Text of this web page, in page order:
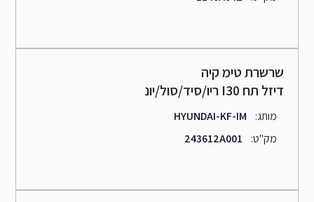
שרשרת טימ קיה
ריו/סיד/סול/יונ I30 דיזל תח
:מותג
HYUNDAI-KF-IM
:מק"ט
243612A001